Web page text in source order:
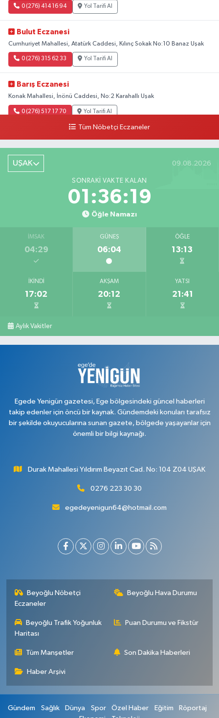
0 (276) 414 16 94 Yol Tarifi Al
Bulut Eczanesi
Cumhuriyet Mahallesi, Atatürk Caddesi, Kılınç Sokak No:10 Banaz Uşak
0 (276) 315 62 33 Yol Tarifi Al
Barış Eczanesi
Konak Mahallesi, İnönü Caddesi, No:2 Karahallı Uşak
0 (276) 517 17 70 Yol Tarifi Al
Aşağı Mahallesi, Arıkan Bedük Caddesi, No:75 Ulubey Uşak
0 (276) 716 12 12
Keskin Eczanesi
Gölbahçe Mahallesi, Gazi Bulvarı No:194 Sivaslı Uşak
Yol Tarifi Al
Cumhuriyet Mahallesi, Uğur Mumcu Caddesi No:134 A Merkez Uşak
Serkan Eczanesi
Kurtuluş Mahallesi, Hakkı Yağcı Caddesi No:7 B Merkez Uşak
0 (276) 227 27 20
Yol Tarifi Al
Tüm Nöbetçi Eczaneler
UŞAK 09.08.2026
SONRAKI VAKTE KALAN
01:36:19
Öğle Namazı
İMSAK
04:29
GÜNEŞ
06:04
ÖĞLE
13:13
İKINDI
17:02
AKŞAM
20:12
YATSI
21:41
Aylık Vakitler
Egede Yenigün gazetesi, Ege bölgesindeki güncel haberleri
takip edenler için öncü bir kaynak. Gündemdeki konuları tarafsız
bir şekilde okuyucularına sunan gazete, bölgede yaşayanlar için
önemli bir bilgi kaynağı.
Durak Mahallesi Yıldırım Beyazıt Cad. No: 104 Z04 UŞAK
0276 223 30 30
egedeyenigun64@hotmail.com
Beyoğlu Nöbetçi
Eczaneler
Beyoğlu Hava Durumu
Beyoğlu Trafik Yoğunluk
Haritası
Puan Durumu ve Fikstür
Tüm Manşetler Son Dakika Haberleri
Haber Arşivi
Gündem Sağlık Dünya Spor Özel Haber Eğitim
Röportaj